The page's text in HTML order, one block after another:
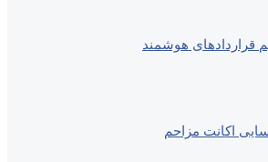
قراردادهای هوشمند
اکانت مزاحم